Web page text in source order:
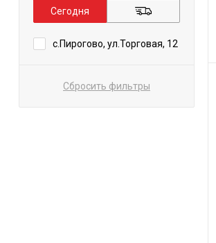
Сегодня
с.Пирогово, ул.Торговая, 12
Сбросить фильтры